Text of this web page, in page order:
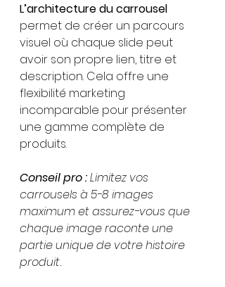
L’architecture du carrousel
permet de créer un parcours
visuel où chaque slide peut
avoir son propre lien, titre et
description. Cela offre une
flexibilité marketing
incomparable pour présenter
une gamme complète de
produits.
Conseil pro :Limitez vos
carrousels à 5-8 images
maximum et assurez-vous que
chaque image raconte une
partie unique de votre histoire
produit.